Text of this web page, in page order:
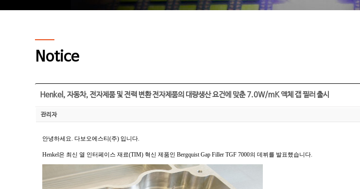
Notice
Henkel, 자동차, 전자제품 및 전력 변환 전자제품의 대량생산 요건에 맞춘 7.0W/mK 액체 갭 필러 출시
관리자
안녕하세요. 다보오에스티(주) 입니다.
Henkel은 최신 열 인터페이스 재료(TIM) 혁신 제품인 Bergquist Gap Filler TGF 7000의 데뷔를 발표했습니다.